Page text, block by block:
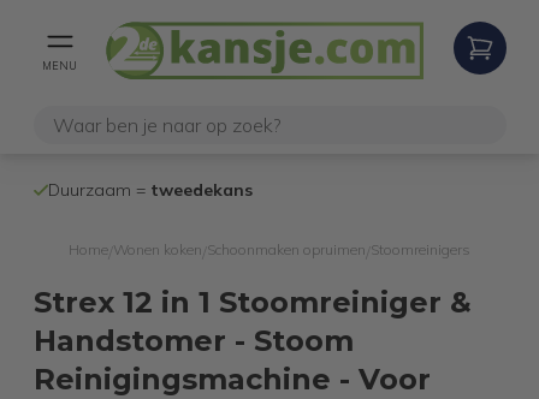
MENU
Duurzaam = tweedekans
Home Wonen koken Schoonmaken opruimen Stoomreinigers
Strex 12 in 1 Stoomreiniger &
Handstomer - Stoom
Reinigingsmachine - Voor